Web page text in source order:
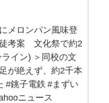
メロンパン風味登
考案 文化祭で約2
イン) ＞同校の文
が絶えず、約2千本
#銚子電鉄 #まずい
ニュース